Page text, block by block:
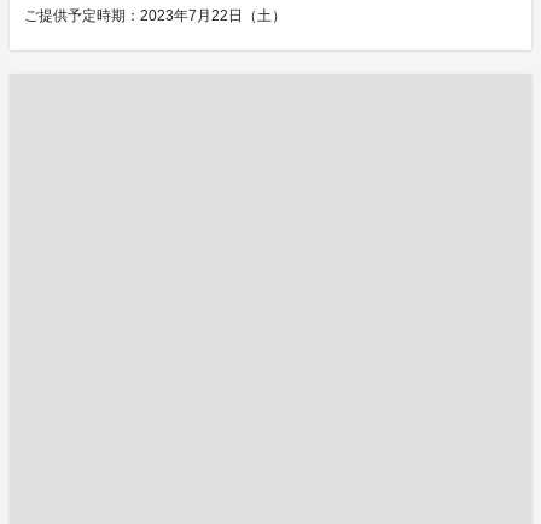
ご提供予定時期：2023年7月22日（土）